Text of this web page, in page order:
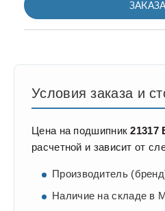
Условия заказа и
Цена на подшипник21317
расчетной и зависит от
Производитель
Наличие на складе в